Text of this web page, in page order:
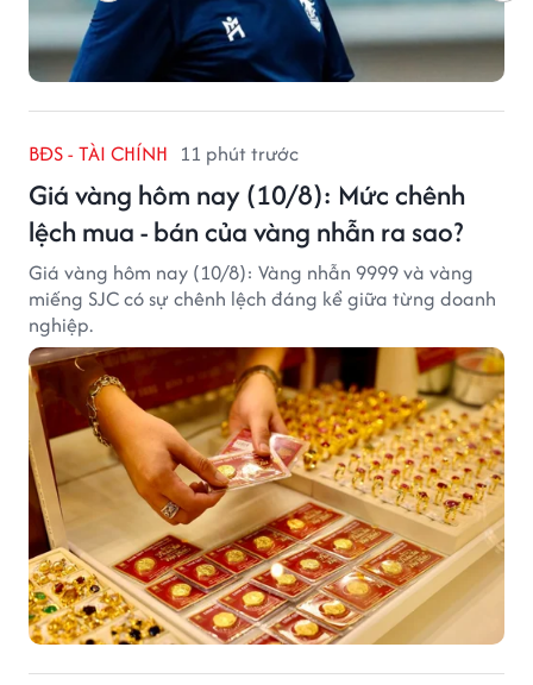
BĐS - TÀI CHÍNH 11 phút trước
Giá vàng hôm nay (10/8): Mức chênh
lệch mua - bán của vàng nhẫn ra sao?
Giá vàng hôm nay (10/8): Vàng nhẫn 9999 và vàng
miếng SJC có sự chênh lệch đáng kể giữa từng doanh
nghiệp.